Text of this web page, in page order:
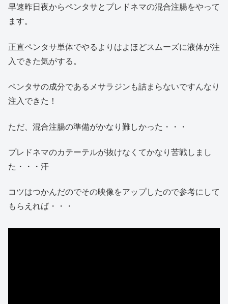
早速昨日夜からペンタサとプレドネマの混合注腸をやって
ます。
正直ペンタサ単体でやるよりはよほどスムーズに液体が注
入できた気がする。
ペンタサの成分であるメサラジンも詰まらないですんなり
注入できた！
ただ、混合注腸の準備がかなり難しかった・・・
プレドネマのカテーテルが抜けなくてかなり苦戦しまし
た・・・汗
コツはつかんだのでその映像をアップしたので参考にして
もらえれば・・・